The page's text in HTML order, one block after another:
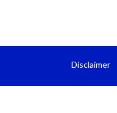
Disclaimer